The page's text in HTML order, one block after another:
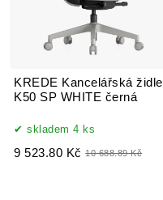
KREDE Kancelářská židle
K50 SP WHITE černá
skladem 4 ks
9 523.80 Kč 10 688.89 Kč